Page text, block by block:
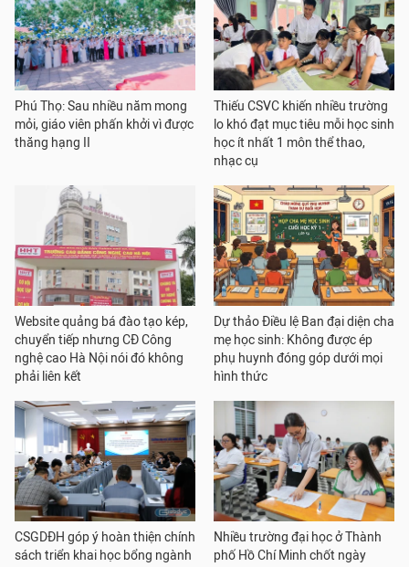
Phú Thọ: Sau nhiều năm mong
mỏi, giáo viên phấn khởi vì được
thăng hạng II
Thiếu CSVC khiến nhiều trường
lo khó đạt mục tiêu mỗi học sinh
học ít nhất 1 môn thể thao,
nhạc cụ
Website quảng bá đào tạo kép,
chuyển tiếp nhưng CĐ Công
nghệ cao Hà Nội nói đó không
phải liên kết
Dự thảo Điều lệ Ban đại diện cha
mẹ học sinh: Không được ép
phụ huynh đóng góp dưới mọi
hình thức
CSGDĐH góp ý hoàn thiện chính
sách triển khai học bổng ngành
Nhiều trường đại học ở Thành
phố Hồ Chí Minh chốt ngày